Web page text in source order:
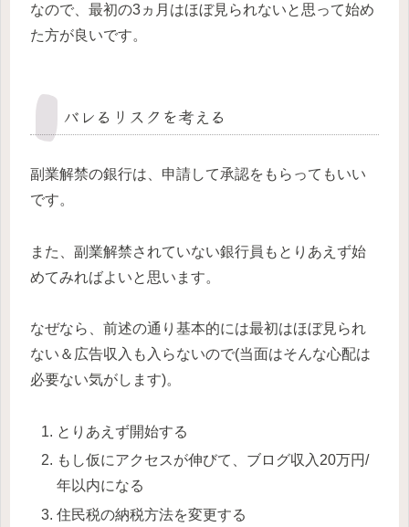
なので、最初の3ヵ月はほぼ見られないと思って始め
た方が良いです。
バレるリスクを考える
副業解禁の銀行は、申請して承認をもらってもいい
です。
また、副業解禁されていない銀行員もとりあえず始
めてみればよいと思います。
なぜなら、前述の通り基本的には最初はほぼ見られ
ない＆広告収入も入らないので(当面はそんな心配は
必要ない気がします)。
とりあえず開始する
もし仮にアクセスが伸びて、ブログ収入20万円/
年以内になる
住民税の納税方法を変更する